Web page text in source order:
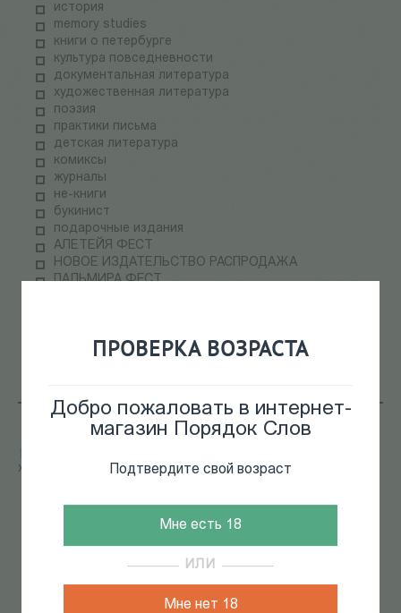
ПРОВЕРКА ВОЗРАСТА
Добро пожаловать в интернет-
магазин Порядок Слов
Подтвердите свой возраст
Мне есть 18
ИЛИ
Мне нет 18
история
memory studies
книги о петербурге
культура повседневности
документальная литература
художественная литература
поэзия
практики письма
детская литература
комиксы
журналы
не-книги
букинист
подарочные издания
АЛЕТЕЙЯ ФЕСТ
НОВОЕ ИЗДАТЕЛЬСТВО РАСПРОДАЖА
ПАЛЬМИРА ФЕСТ
христианства